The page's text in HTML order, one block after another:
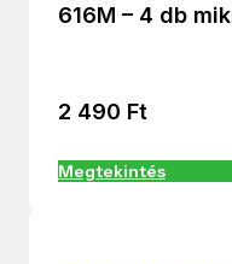
616M – 4 db
2 490 Ft
Megtekintés